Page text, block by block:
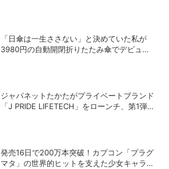
「日傘は一生ささない」と決めていた私が
3980円の自動開閉折りたたみ傘でデビュー
ジャパネットたかたがプライベートブランド
「J PRIDE LIFETECH」をローンチ、第1弾
発売16日で200万本突破！カプコン「プラグ
マタ」の世界的ヒットを支えた少女キャラの